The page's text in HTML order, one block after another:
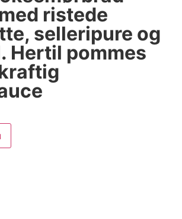
ristede
selleripure og
Hertil pommes